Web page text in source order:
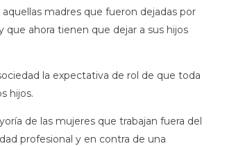
madres que fueron dejadas por
que ahora tienen que dejar a sus hijos
la expectativa de rol de que toda
hijos.
de las mujeres que trabajan fuera del
profesional y en contra de una